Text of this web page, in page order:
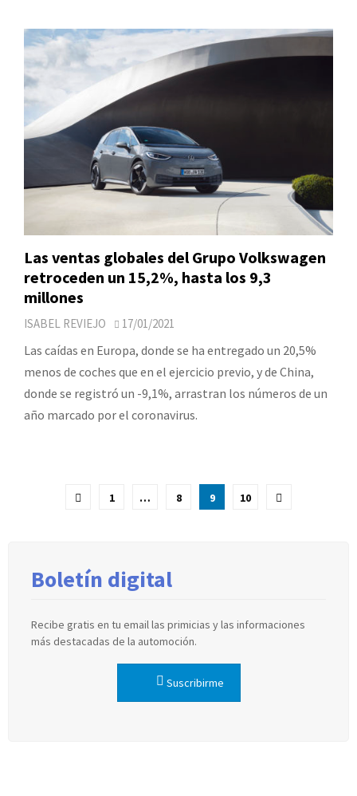
Las ventas globales del Grupo Volkswagen
retroceden un 15,2%, hasta los 9,3
millones
ISABEL REVIEJO 17/01/2021
Las caídas en Europa, donde se ha entregado un 20,5%
menos de coches que en el ejercicio previo, y de China,
donde se registró un -9,1%, arrastran los números de un
año marcado por el coronavirus.
Paginación
1 … 8 9 10
Boletín digital
Recibe gratis en tu email las primicias y las informaciones
más destacadas de la automoción.
Suscribirme